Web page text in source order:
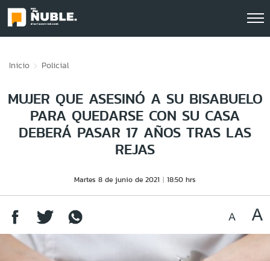
Inicio Policial
MUJER QUE ASESINÓ A SU BISABUELO
PARA QUEDARSE CON SU CASA
DEBERÁ PASAR 17 AÑOS TRAS LAS
REJAS
Martes 8 de junio de 2021 18:50 hrs